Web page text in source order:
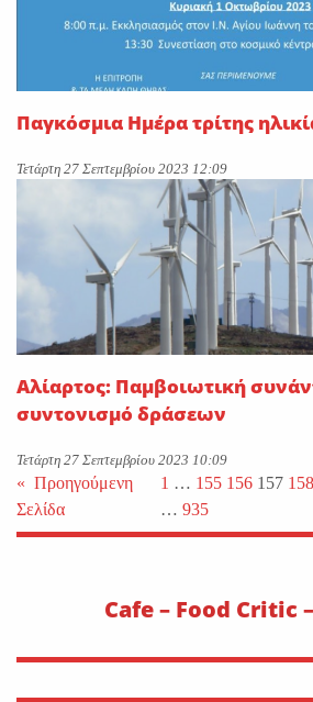
Παγκόσμια Ημέρα τρίτης
Τετάρτη 27 Σεπτεμβρίου 2023 12:09
Αλίαρτος: Παμβοιωτική
συντονισμό δράσεων
Τετάρτη 27 Σεπτεμβρίου 2023 10:09
« Προηγούμενη
Σελίδα
1 … 155 156 157 158
… 935
Cafe – Food Critic